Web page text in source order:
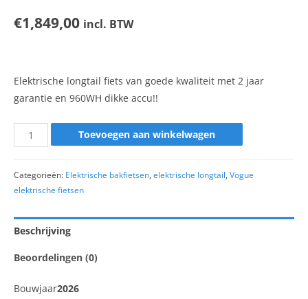
€1,849,00 incl. BTW
Elektrische longtail fiets van goede kwaliteit met 2 jaar
garantie en 960WH dikke accu!!
Toevoegen aan winkelwagen
Categorieën: Elektrische bakfietsen, elektrische longtail, Vogue
elektrische fietsen
Beschrijving
Beoordelingen (0)
Bouwjaar2026